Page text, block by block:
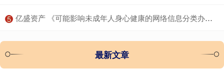
5 ​亿盛资产 《可能影响未成年人身心健康的网络信息分类办法（征求意见稿）》公开征求意见
最新文章